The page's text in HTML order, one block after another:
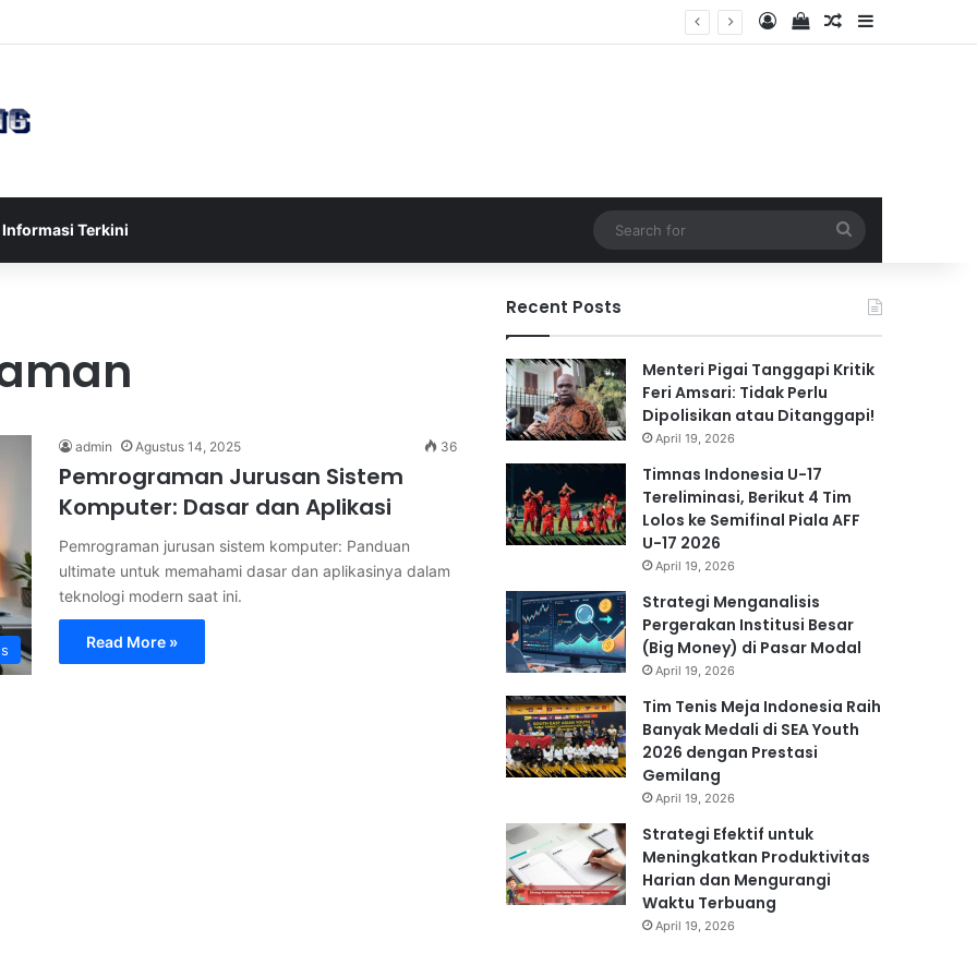
Log InView your
Random Article
Sidebar
Informasi Terkini
for
admin Agustus 14, 2025 36
Pemrograman Jurusan Sistem
Komputer: Dasar dan Aplikasi
Pemrograman jurusan sistem komputer: Panduan
ultimate untuk memahami dasar dan aplikasinya dalam
teknologi modern saat ini.
Read More »
Recent Posts
Menteri Pigai Tanggapi Kritik
Feri Amsari: Tidak Perlu
Dipolisikan atau Ditanggapi!
April 19, 2026
Timnas Indonesia U-17
Tereliminasi, Berikut 4 Tim
Lolos ke Semifinal Piala AFF
U-17 2026
April 19, 2026
Strategi Menganalisis
Pergerakan Institusi Besar
(Big Money) di Pasar Modal
April 19, 2026
Tim Tenis Meja Indonesia Raih
Banyak Medali di SEA Youth
2026 dengan Prestasi
Gemilang
April 19, 2026
Strategi Efektif untuk
Meningkatkan Produktivitas
Harian dan Mengurangi
Waktu Terbuang
April 19, 2026